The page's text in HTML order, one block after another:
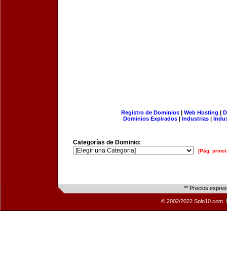
Registro de Dominios| Web Hosting |
Dominios Expirados | Industrias |
Categorías de Dominio:
[Pág.
** Precios
© 2002/2022 Solo10.com